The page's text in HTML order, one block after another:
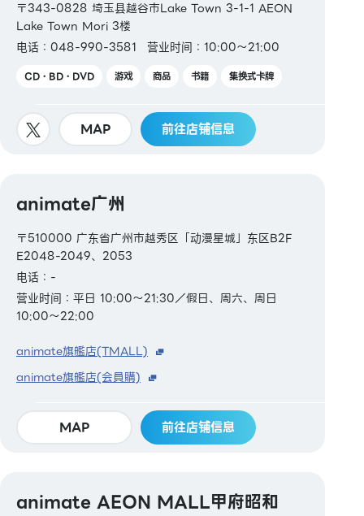
〒343-0828 埼玉县越谷市Lake Town 3-1-1 AEON
Lake Town Mori 3楼
电话：048-990-3581
营业时间：10:00～21:00
CD・BD・DVD 游戏 商品 书籍 集换式卡牌
MAP 前往店铺信息
animate广州
〒510000 广东省广州市越秀区「动漫星城」东区B2F
E2048-2049、2053
电话：-
营业时间：平日 10:00～21:30／假日、周六、周日
10:00～22:00
animate旗艦店(TMALL)
animate旗艦店(会員購)
MAP 前往店铺信息
animate AEON MALL甲府昭和